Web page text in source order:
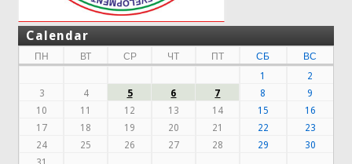
Calendar
ПН ВТ СР ЧТ ПТ СБ
ВС
1
2
3
4 5 6 7 8
9
10
11 12 13 14 15
16
17
18 19 20 21 22
23
24
25 26 27 28 29
30